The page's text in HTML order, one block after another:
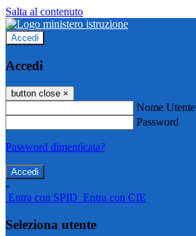
Salta al contenuto
Accedi
Accedi
button close ×
Nome Utente
Password
Password dimenticata?
-
Entra con SPID Entra con CIE
Seleziona utente